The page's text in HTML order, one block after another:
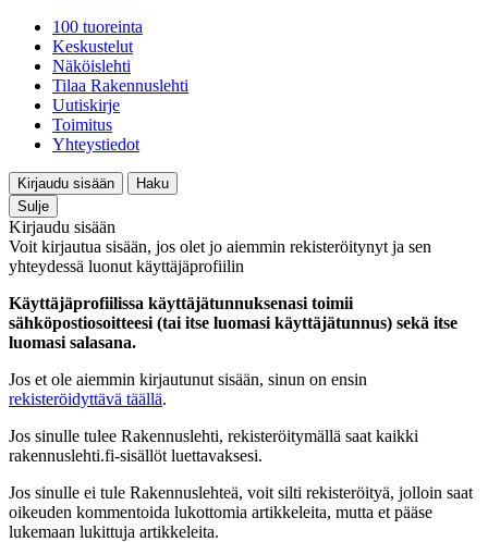
100 tuoreinta
Keskustelut
Näköislehti
Tilaa Rakennuslehti
Uutiskirje
Toimitus
Yhteystiedot
Kirjaudu sisään
Haku
Sulje
Kirjaudu sisään
Voit kirjautua sisään, jos olet jo aiemmin rekisteröitynyt ja sen
yhteydessä luonut käyttäjäprofiilin
Käyttäjäprofiilissa käyttäjätunnuksenasi toimii
sähköpostiosoitteesi (tai itse luomasi käyttäjätunnus) sekä itse
luomasi salasana.
Jos et ole aiemmin kirjautunut sisään, sinun on ensin
rekisteröidyttävä täällä.
Jos sinulle tulee Rakennuslehti, rekisteröitymällä saat kaikki
rakennuslehti.fi-sisällöt luettavaksesi.
Jos sinulle ei tule Rakennuslehteä, voit silti rekisteröityä, jolloin saat
oikeuden kommentoida lukottomia artikkeleita, mutta et pääse
lukemaan lukittuja artikkeleita.